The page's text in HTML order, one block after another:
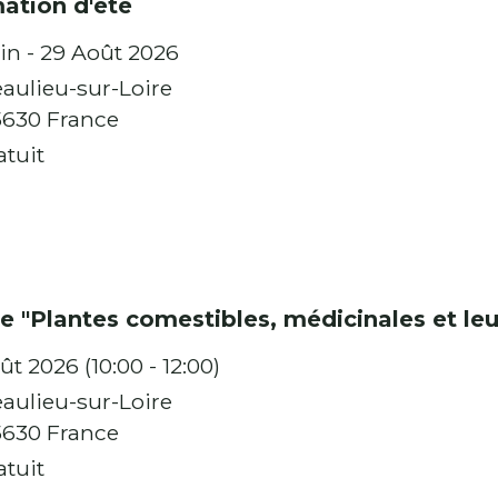
d'été
- 29 Août 2026
sur-Loire
France
"Plantes comestibles, médicinales et
2026 (10:00 - 12:00)
sur-Loire
France